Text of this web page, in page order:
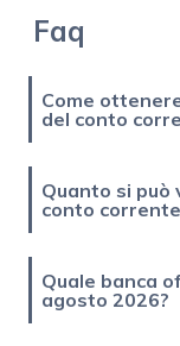
Faq
Come
del conto
Quanto si può
conto
Quale banca
agosto 2026?